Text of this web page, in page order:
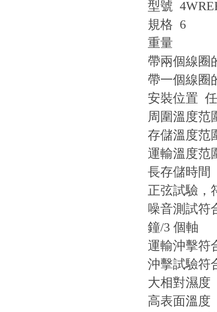
型號
規格 6
重量
帶兩個線圈
帶一個線圈
安裝位置
周圍溫度范
存儲溫度范
運輸溫度范
長存儲時間
正弦試驗，
噪音測試符
鐘/3 個軸
運輸沖擊符
沖擊試驗符
大相對濕度
高表面溫度